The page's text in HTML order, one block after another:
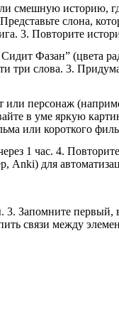
смешную историю,
слона,
3. Повторите
Фазан” (цвета
три слова. 3.
персонаж
в уме яркую
или короткого
1 час. 4. Повторите
Anki) для
3. Запомните первый,
связи между